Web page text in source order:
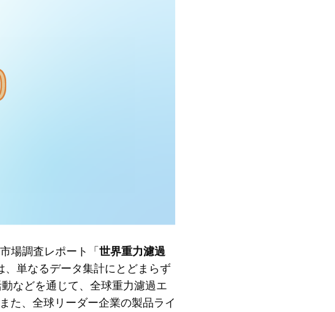
場調査レポート「 世界重力濾過
、単なるデータ集計にとどまらず
などを通じて、全球重力濾過エ
た、全球リーダー企業の製品ライ